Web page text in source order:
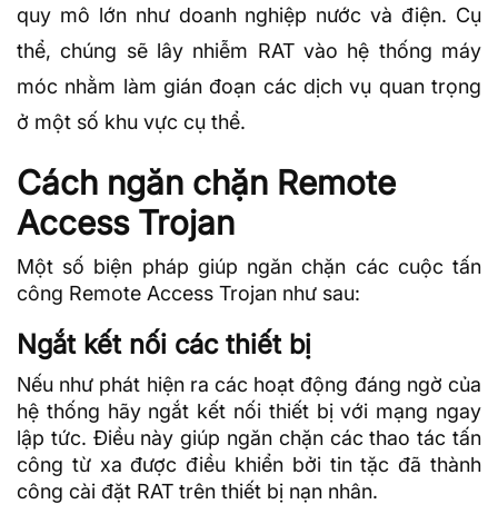
quy mô lớn như doanh nghiệp nước và điện. Cụ
thể, chúng sẽ lây nhiễm RAT vào hệ thống máy
móc nhằm làm gián đoạn các dịch vụ quan trọng
ở một số khu vực cụ thể.
Cách ngăn chặn Remote
Access Trojan
Một số biện pháp giúp ngăn chặn các cuộc tấn
công Remote Access Trojan như sau:
Ngắt kết nối các thiết bị
Nếu như phát hiện ra các hoạt động đáng ngờ của
hệ thống hãy ngắt kết nối thiết bị với mạng ngay
lập tức. Điều này giúp ngăn chặn các thao tác tấn
công từ xa được điều khiển bởi tin tặc đã thành
công cài đặt RAT trên thiết bị nạn nhân.